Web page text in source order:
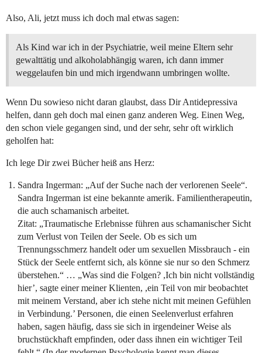
Also, Ali, jetzt muss ich doch mal etwas sagen:
Als Kind war ich in der Psychiatrie, weil meine Eltern sehr
gewalttätig und alkoholabhängig waren, ich dann immer
weggelaufen bin und mich irgendwann umbringen wollte.
Wenn Du sowieso nicht daran glaubst, dass Dir Antidepressiva
helfen, dann geh doch mal einen ganz anderen Weg. Einen Weg,
den schon viele gegangen sind, und der sehr, sehr oft wirklich
geholfen hat:
Ich lege Dir zwei Bücher heiß ans Herz:
Sandra Ingerman: „Auf der Suche nach der verlorenen Seele“.
Sandra Ingerman ist eine bekannte amerik. Familientherapeutin,
die auch schamanisch arbeitet.
Zitat: „Traumatische Erlebnisse führen aus schamanischer Sicht
zum Verlust von Teilen der Seele. Ob es sich um
Trennungsschmerz handelt oder um sexuellen Missbrauch - ein
Stück der Seele entfernt sich, als könne sie nur so den Schmerz
überstehen.“ … „Was sind die Folgen? ,Ich bin nicht vollständig
hier’, sagte einer meiner Klienten, ,ein Teil von mir beobachtet
mit meinem Verstand, aber ich stehe nicht mit meinen Gefühlen
in Verbindung.’ Personen, die einen Seelenverlust erfahren
haben, sagen häufig, dass sie sich in irgendeiner Weise als
bruchstückhaft empfinden, oder dass ihnen ein wichtiger Teil